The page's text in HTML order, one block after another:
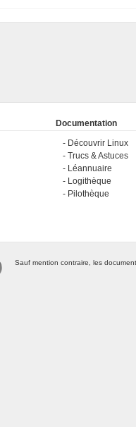
Documentation
Découvrir Linux
Trucs & Astuces
Léannuaire
Logithèque
Pilothèque
Sauf mention contraire, les